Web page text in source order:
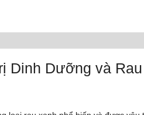
Dinh Dưỡng và